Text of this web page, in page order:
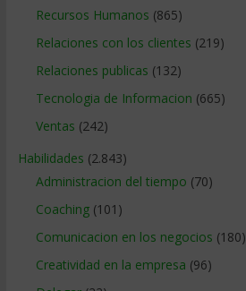
Recursos Humanos (865)
Relaciones con los clientes (219)
Relaciones publicas (132)
Tecnologia de Informacion (665)
Ventas (242)
Habilidades (2.843)
Administracion del tiempo (70)
Coaching(101)
Comunicacion en los negocios (180)
Creatividad en la empresa (96)